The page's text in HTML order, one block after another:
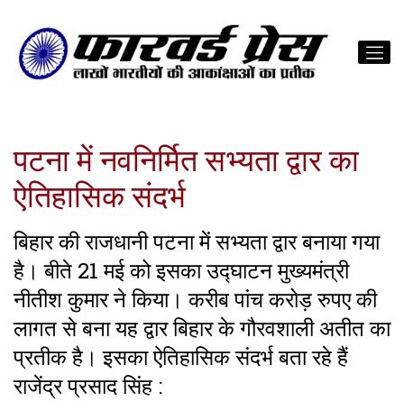
पटना में नवनिर्मित सभ्यता द्वार का
ऐतिहासिक संदर्भ
बिहार की राजधानी पटना में सभ्यता द्वार बनाया गया
है। बीते 21 मई को इसका उद्घाटन मुख्यमंत्री
नीतीश कुमार ने किया। करीब पांच करोड़ रुपए की
लागत से बना यह द्वार बिहार के गौरवशाली अतीत का
प्रतीक है। इसका ऐतिहासिक संदर्भ बता रहे हैं
राजेंद्र प्रसाद सिंह :